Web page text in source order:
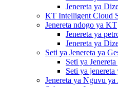
Jenereta ya
KT Intelligent Cloud
Jenereta ndogo ya KT
Jenereta ya
Jenereta ya
Seti ya Jenereta ya
Seti ya
Seti ya
Jenereta ya Nguvu